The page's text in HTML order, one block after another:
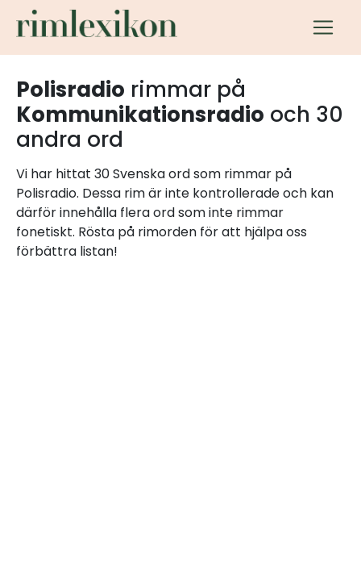
Polisradio rimmar på
Kommunikationsradio och 30
andra ord
Vi har hittat 30 Svenska ord som rimmar på
Polisradio. Dessa rim är inte kontrollerade och kan
därför innehålla flera ord som inte rimmar
fonetiskt. Rösta på rimorden för att hjälpa oss
förbättra listan!